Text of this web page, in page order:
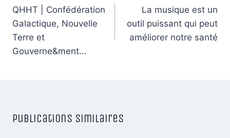
de
l’article
QHHT | Confédération
Galactique, Nouvelle
Terre et
Gouverne&ment…
La musique est un
outil puissant qui peut
améliorer notre santé
Publications similaires